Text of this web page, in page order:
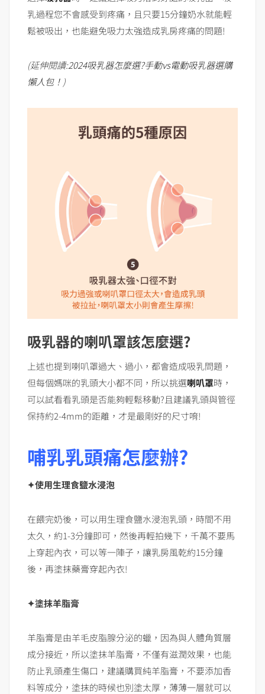
乳過程您不會感受到疼痛，且只要15分鐘奶水就能輕
鬆被吸出，也能避免吸力太強造成乳房疼痛的問題!
(延伸閱讀:2024吸乳器怎麼選?手動vs電動吸乳器選購
懶人包！ )
吸乳器的喇叭罩該怎麼選?
上述也提到喇叭罩過大、過小，都會造成吸乳問題，
但每個媽咪的乳頭大小都不同，所以挑選喇叭罩時，
可以試看看乳頭是否能夠輕鬆移動?且建議乳頭與管徑
保持約2-4mm的距離，才是最剛好的尺寸唷!
哺乳乳頭痛怎麼辦?
✦使用生理食鹽水浸泡
在餵完奶後，可以用生理食鹽水浸泡乳頭，時間不用
太久，約1-3分鐘即可，然後再輕拍幾下，千萬不要馬
上穿起內衣，可以等一陣子，讓乳房風乾約15分鐘
後，再塗抹藥膏穿起內衣!
✦塗抹羊脂膏
羊脂膏是由羊毛皮脂腺分泌的蠟，因為與人體角質層
成分接近，所以塗抹羊脂膏，不僅有滋潤效果，也能
防止乳頭產生傷口，建議購買純羊脂膏，不要添加香
料等成分，塗抹的時候也別塗太厚，薄薄一層就可以